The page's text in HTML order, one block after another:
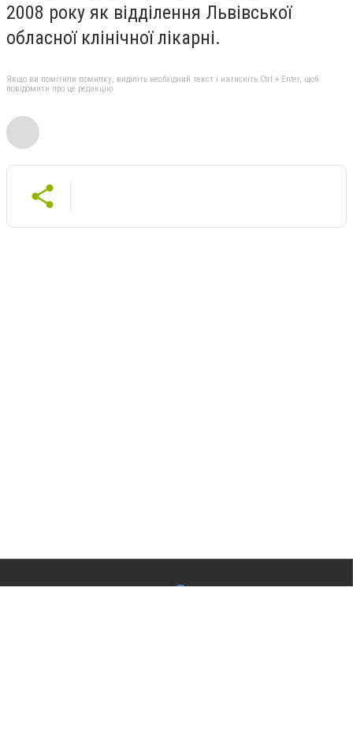
2008 року як відділення Львівської
обласної клінічної лікарні.
Якщо ви помітили помилку, виділіть необхідний текст і натисніть Ctrl + Enter, щоб
повідомити про це редакцію